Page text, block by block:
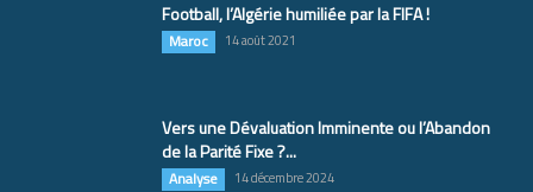
Football, l’Algérie humiliée par la FIFA !
Maroc 14 août 2021
Vers une Dévaluation Imminente ou l’Abandon
de la Parité Fixe ?...
Analyse 14 décembre 2024